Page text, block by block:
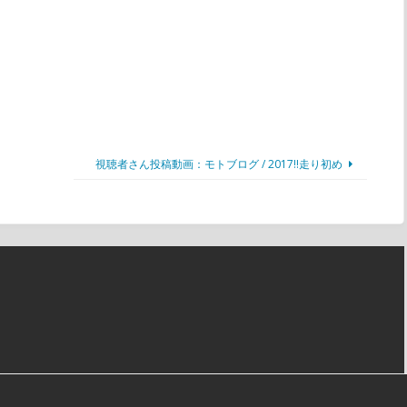
視聴者さん投稿動画：モトブログ / 2017!!走り初め